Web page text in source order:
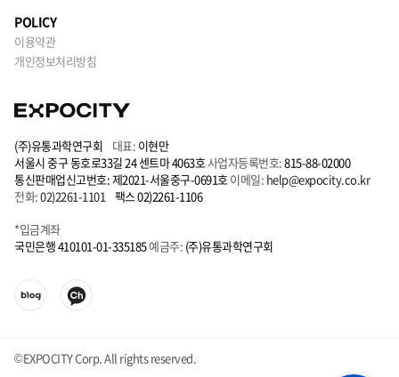
POLICY
이용약관
개인정보처리방침
(주)유통과학연구회 대표: 이현만
서울시 중구 동호로33길 24 센트마 4063호사업자등록번호:815-88-02000
통신판매업신고번호: 제2021-서울중구-0691호이메일: help@expocity.co.kr
전화:02)2261-1101 팩스 02)2261-1106
*입금계좌
국민은행 410101-01-335185예금주: (주)유통과학연구회
©EXPOCITY Corp. All rights reserved.